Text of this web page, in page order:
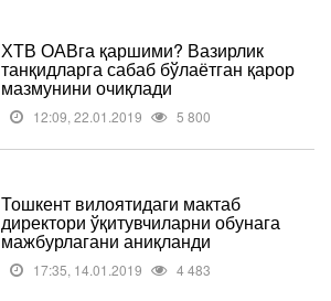
ХТВ ОАВга қаршими? Вазирлик
танқидларга сабаб бўлаётган қарор
мазмунини очиқлади
12:09, 22.01.2019 5 800
Тошкент вилоятидаги мактаб
директори ўқитувчиларни обунага
мажбурлагани аниқланди
17:35, 14.01.2019 4 483